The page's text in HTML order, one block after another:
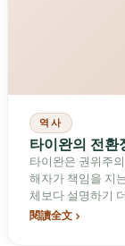
역사
타이완의 전환
타이완은 권위주
해자가 책임을 지
체보다 설명하기
閱讀全文